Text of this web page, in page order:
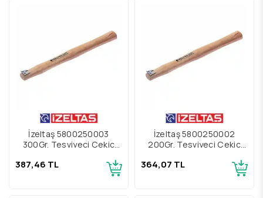
İzeltaş 5800250003
300Gr. Tesviyeci Çekiç
387,46 TL
İzeltaş 5800250002
200Gr. Tesviyeci Çekiç
364,07 TL